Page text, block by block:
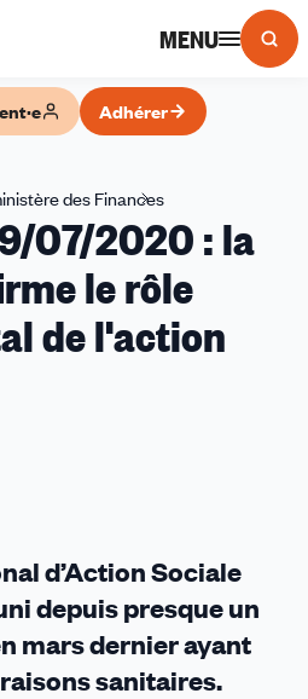
MENU
Adhérer
des Finances
du
09/07/2020
:
la
CFDT
sociale
07/2020 : la
le rôle
de l'action
d’Action Sociale
depuis presque un
mars dernier ayant
sanitaires.